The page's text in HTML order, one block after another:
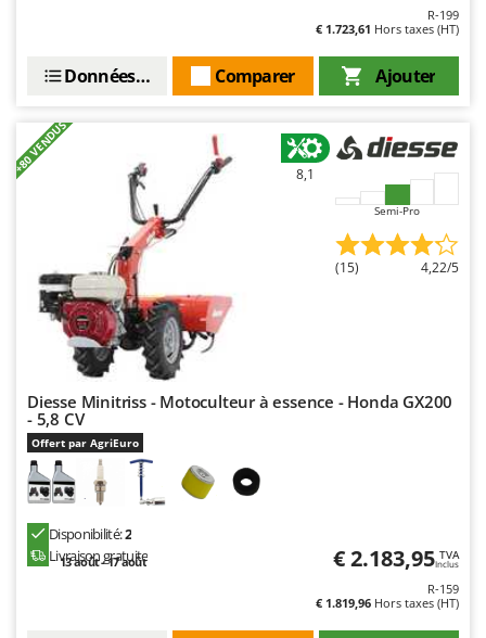
Mowox
N
New O.M.R.A.
Novatec
Novital
NuAir
NuovaFac
O
Officine Savioli
Oliviero
Olix
Omas
R-199
€ 1.723,61 Hors taxes (HT)
Ajouter
Comparer
Données techniques
+80 VENDUS 8,1
Semi-Pro
(15) 4,22/5
Diesse Minitriss - Motoculteur à essence - Honda GX200
- 5,8 CV
Offert par AgriEuro
Disponibilité:2
Livraison gratuite
13 août - 17 août € 2.183,95 TVA
Inclus
R-159
€ 1.819,96 Hors taxes (HT)